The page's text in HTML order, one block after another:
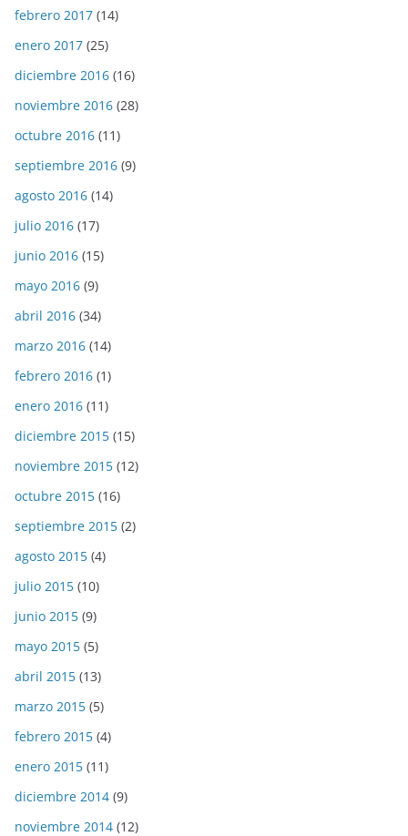
febrero 2017 (14)
enero 2017 (25)
diciembre 2016 (16)
noviembre 2016 (28)
octubre 2016 (11)
septiembre 2016 (9)
agosto 2016 (14)
julio 2016 (17)
junio 2016 (15)
mayo 2016 (9)
abril 2016 (34)
marzo 2016 (14)
febrero 2016 (1)
enero 2016 (11)
diciembre 2015 (15)
noviembre 2015 (12)
octubre 2015 (16)
septiembre 2015 (2)
agosto 2015 (4)
julio 2015 (10)
junio 2015 (9)
mayo 2015 (5)
abril 2015 (13)
marzo 2015 (5)
febrero 2015 (4)
enero 2015 (11)
diciembre 2014 (9)
noviembre 2014 (12)